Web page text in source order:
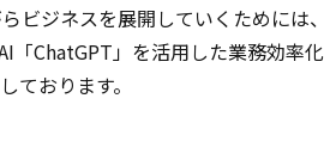
ビジネスを展開していくために
「ChatGPT」を活用した業務効率
ております。